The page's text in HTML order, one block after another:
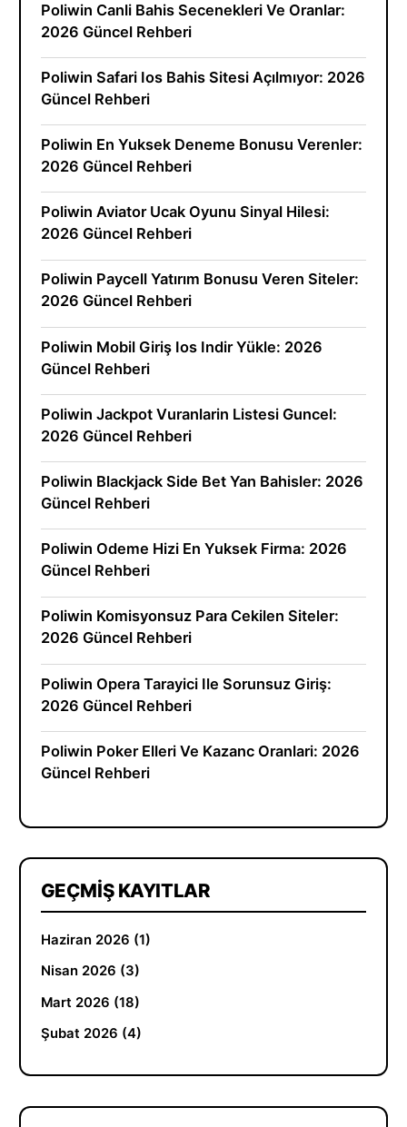
Poliwin Canli Bahis Secenekleri Ve Oranlar:
2026 Güncel Rehberi
Poliwin Safari Ios Bahis Sitesi Açılmıyor: 2026
Güncel Rehberi
Poliwin En Yuksek Deneme Bonusu Verenler:
2026 Güncel Rehberi
Poliwin Aviator Ucak Oyunu Sinyal Hilesi:
2026 Güncel Rehberi
Poliwin Paycell Yatırım Bonusu Veren Siteler:
2026 Güncel Rehberi
Poliwin Mobil Giriş Ios Indir Yükle: 2026
Güncel Rehberi
Poliwin Jackpot Vuranlarin Listesi Guncel:
2026 Güncel Rehberi
Poliwin Blackjack Side Bet Yan Bahisler: 2026
Güncel Rehberi
Poliwin Odeme Hizi En Yuksek Firma: 2026
Güncel Rehberi
Poliwin Komisyonsuz Para Cekilen Siteler:
2026 Güncel Rehberi
Poliwin Opera Tarayici Ile Sorunsuz Giriş:
2026 Güncel Rehberi
Poliwin Poker Elleri Ve Kazanc Oranlari: 2026
Güncel Rehberi
GEÇMIŞ KAYITLAR
Haziran 2026 (1)
Nisan 2026 (3)
Mart 2026 (18)
Şubat 2026 (4)